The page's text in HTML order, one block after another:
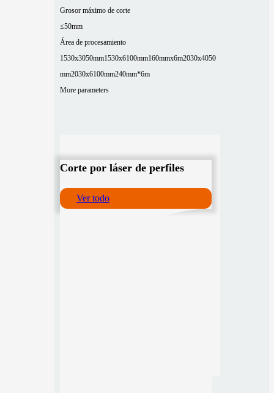
Grosor máximo de corte
≤50mm
Área de procesamiento
1530x3050mm1530x6100mm160mmx6m2030x4050
mm2030x6100mm240mm*6m
More parameters
Corte por láser de perfiles
Ver todo